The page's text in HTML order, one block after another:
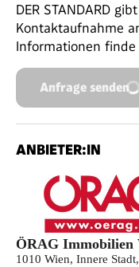
DER STANDARD
Kontaktaufnahme
Informationen
Anfrage senden
ANBIETER:IN
ÖRAG
1010 Wien, Innere